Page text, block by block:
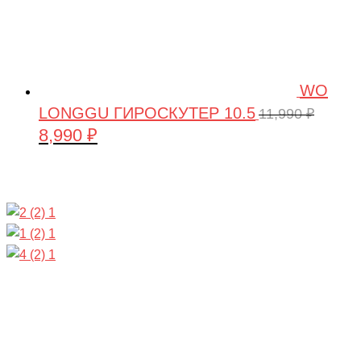
WO
LONGGU ГИРОСКУТЕР 10.5 11,990₽
Первоначальная
8,990 ₽